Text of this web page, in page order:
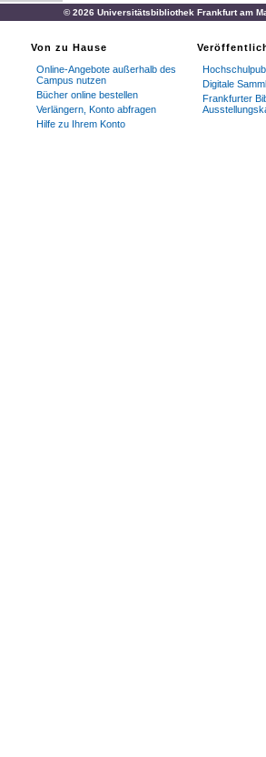
© 2026 Universitätsbibliothek Frankfurt am
Von zu Hause
Online-Angebote außerhalb des
Campus nutzen
Bücher online bestellen
Verlängern, Konto abfragen
Hilfe zu Ihrem Konto
Digitale
Frankfurter